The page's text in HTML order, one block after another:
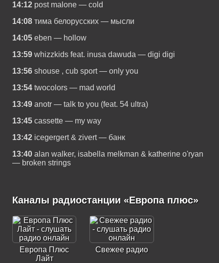
14:12 post malone — cold
14:08 тима белорусских — мысли
14:05 eben — hollow
13:59 whizzkids feat. inusa dawuda — digi digi
13:56 shouse , cub sport — only you
13:54 twocolors — mad world
13:49 anotr — talk to you (feat. 54 ultra)
13:45 cassette — my way
13:42 icegergert & zivert — банк
13:40 alan walker, isabella melkman & katherine o'ryan
— broken strings
Каналы радиостанции «Европа плюс»
Европа Плюс
Лайт
Свежее радио